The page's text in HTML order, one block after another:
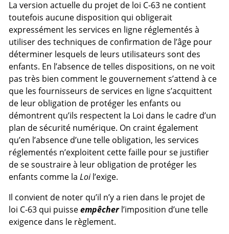
La version actuelle du projet de loi C-63 ne contient
toutefois aucune disposition qui obligerait
expressément les services en ligne réglementés à
utiliser des techniques de confirmation de l’âge pour
déterminer lesquels de leurs utilisateurs sont des
enfants. En l’absence de telles dispositions, on ne voit
pas très bien comment le gouvernement s’attend à ce
que les fournisseurs de services en ligne s’acquittent
de leur obligation de protéger les enfants ou
démontrent qu’ils respectent la Loi dans le cadre d’un
plan de sécurité numérique. On craint également
qu’en l’absence d’une telle obligation, les services
réglementés n’exploitent cette faille pour se justifier
de se soustraire à leur obligation de protéger les
enfants comme laLoil’exige.
Il convient de noter qu’il n’y a rien dans le projet de
loi C-63 qui puisseempêcherl’imposition d’une telle
exigence dans le règlement.